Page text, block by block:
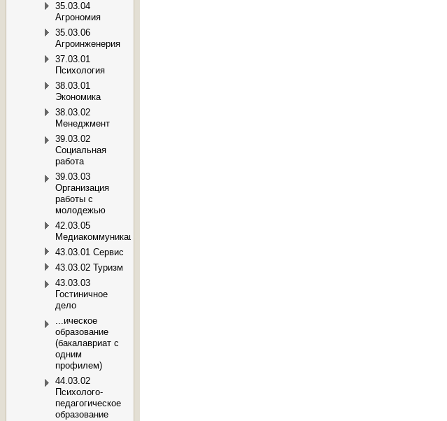
35.03.04
Агрономия
35.03.06
Агроинженерия
37.03.01
Психология
38.03.01
Экономика
38.03.02
Менеджмент
39.03.02
Социальная
работа
39.03.03
Организация
работы с
молодежью
42.03.05
Медиакоммуникации
43.03.01 Сервис
43.03.02 Туризм
43.03.03
Гостиничное
дело
...ическое
образование
(бакалавриат с
одним
профилем)
44.03.02
Психолого-
педагогическое
образование